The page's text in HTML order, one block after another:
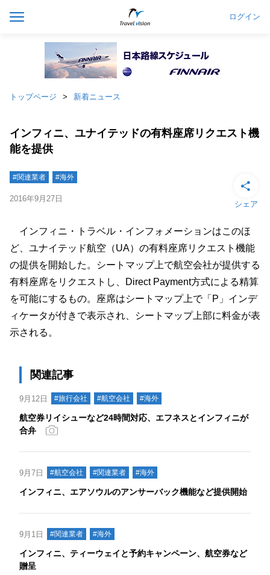
ログイン
トップページ 新着ニュース
インフィニ、ユナイテッドの有料座席リクエスト機
能を提供
#関連業者 #海外
2016年9月27日
シェア
インフィニ・トラベル・インフォメーションはこのほ
ど、ユナイテッド航空（UA）の有料座席リクエスト機能
の提供を開始した。シートマップ上で航空会社が提供する
有料座席をリクエストし、Direct Payment方式による精算
を可能にするもの。座席はシートマップ上で「P」インデ
ィケータが付きで表示され、シートマップ上部に料金が表
示される。
関連記事
9月12日 #旅行会社 #航空会社 #海外
航空券リイシューなど24時間対応、エフネスとインフィニが
合弁
9月7日 #航空会社 #関連業者 #海外
インフィニ、エアソウルのアンサーバック機能など提供開始
9月1日 #関連業者 #海外
インフィニ、ティーウェイと予約キャンペーン、航空券など
贈呈